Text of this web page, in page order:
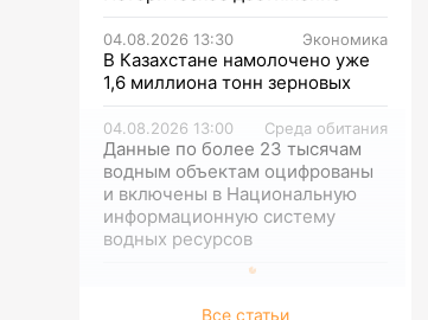
04.08.2026 13:30 Экономика
В Казахстане намолочено уже
1,6 миллиона тонн зерновых
04.08.2026 13:00 Среда обитания
Данные по более 23 тысячам
водным объектам оцифрованы
и включены в Национальную
информационную систему
водных ресурсов
Все статьи